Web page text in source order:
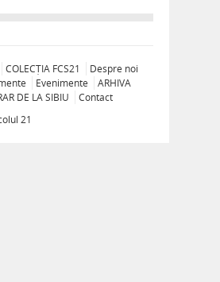
COLECȚIA FCS21
Despre noi
Evenimente
ARHIVA
DE LA SIBIU
Contact
21